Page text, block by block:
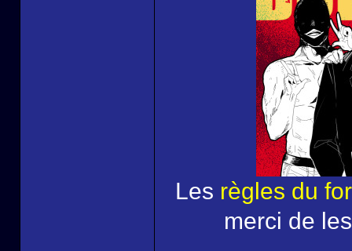
Les règles du
merci de